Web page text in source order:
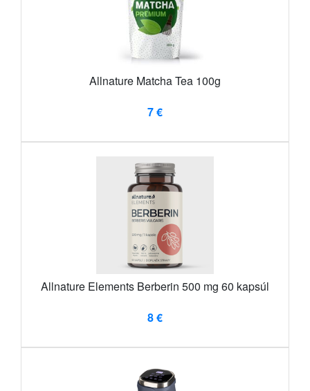
Allnature Matcha Tea 100g
7 €
Allnature Elements Berberin 500 mg 60 kapsúl
8 €